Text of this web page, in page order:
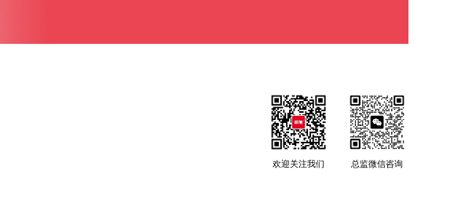
欢迎关注我们 总监微信咨询